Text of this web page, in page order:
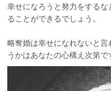
幸せになろうと努力をする
ることができるでしょう。
略奪婚は幸せになれないと
うかはあなたの心構え次第で